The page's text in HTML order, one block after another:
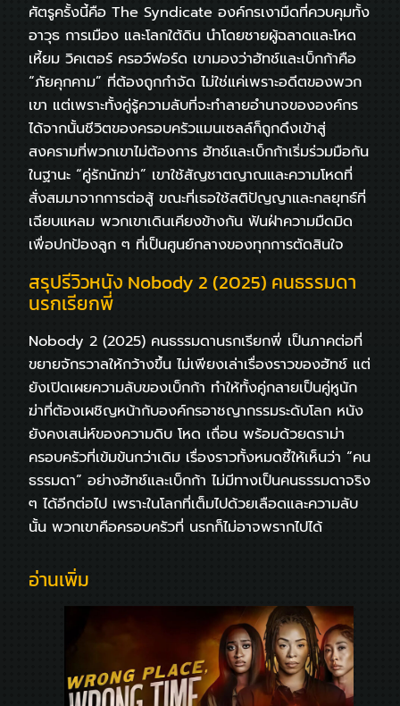
ศัตรูครั้งนี้คือ The Syndicate องค์กรเงามืดที่ควบคุมทั้ง
อาวุธ การเมือง และโลกใต้ดิน นำโดยชายผู้ฉลาดและโหด
เหี้ยม วิคเตอร์ ครอว์ฟอร์ด เขามองว่าฮัทช์และเบ็กก้าคือ
“ภัยคุกคาม” ที่ต้องถูกกำจัด ไม่ใช่แค่เพราะอดีตของพวก
เขา แต่เพราะทั้งคู่รู้ความลับที่จะทำลายอำนาจขององค์กร
ได้จากนั้นชีวิตของครอบครัวแมนเซลล์ก็ถูกดึงเข้าสู่
สงครามที่พวกเขาไม่ต้องการ ฮัทช์และเบ็กก้าเริ่มร่วมมือกัน
ในฐานะ “คู่รักนักฆ่า” เขาใช้สัญชาตญาณและความโหดที่
สั่งสมมาจากการต่อสู้ ขณะที่เธอใช้สติปัญญาและกลยุทธ์ที่
เฉียบแหลม พวกเขาเดินเคียงข้างกัน ฟันฝ่าความมืดมิด
เพื่อปกป้องลูก ๆ ที่เป็นศูนย์กลางของทุกการตัดสินใจ
สรุปรีวิวหนัง Nobody 2 (2025) คนธรรมดา
นรกเรียกพี่
Nobody 2 (2025) คนธรรมดานรกเรียกพี่ เป็นภาคต่อที่
ขยายจักรวาลให้กว้างขึ้น ไม่เพียงเล่าเรื่องราวของฮัทช์ แต่
ยังเปิดเผยความลับของเบ็กก้า ทำให้ทั้งคู่กลายเป็นคู่หูนัก
ฆ่าที่ต้องเผชิญหน้ากับองค์กรอาชญากรรมระดับโลก หนัง
ยังคงเสน่ห์ของความดิบ โหด เถื่อน พร้อมด้วยดราม่า
ครอบครัวที่เข้มข้นกว่าเดิม เรื่องราวทั้งหมดชี้ให้เห็นว่า “คน
ธรรมดา” อย่างฮัทช์และเบ็กก้า ไม่มีทางเป็นคนธรรมดาจริง
ๆ ได้อีกต่อไป เพราะในโลกที่เต็มไปด้วยเลือดและความลับ
นั้น พวกเขาคือครอบครัวที่ นรกก็ไม่อาจพรากไปได้
อ่านเพิ่ม